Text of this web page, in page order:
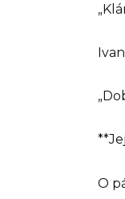
O